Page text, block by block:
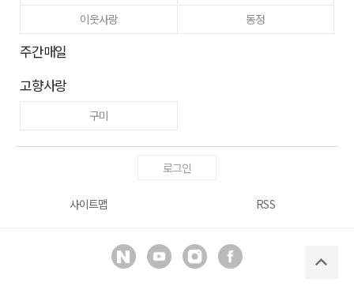
이웃사랑
동정
주간매일
고향사랑
구미
로그인
사이트맵 RSS